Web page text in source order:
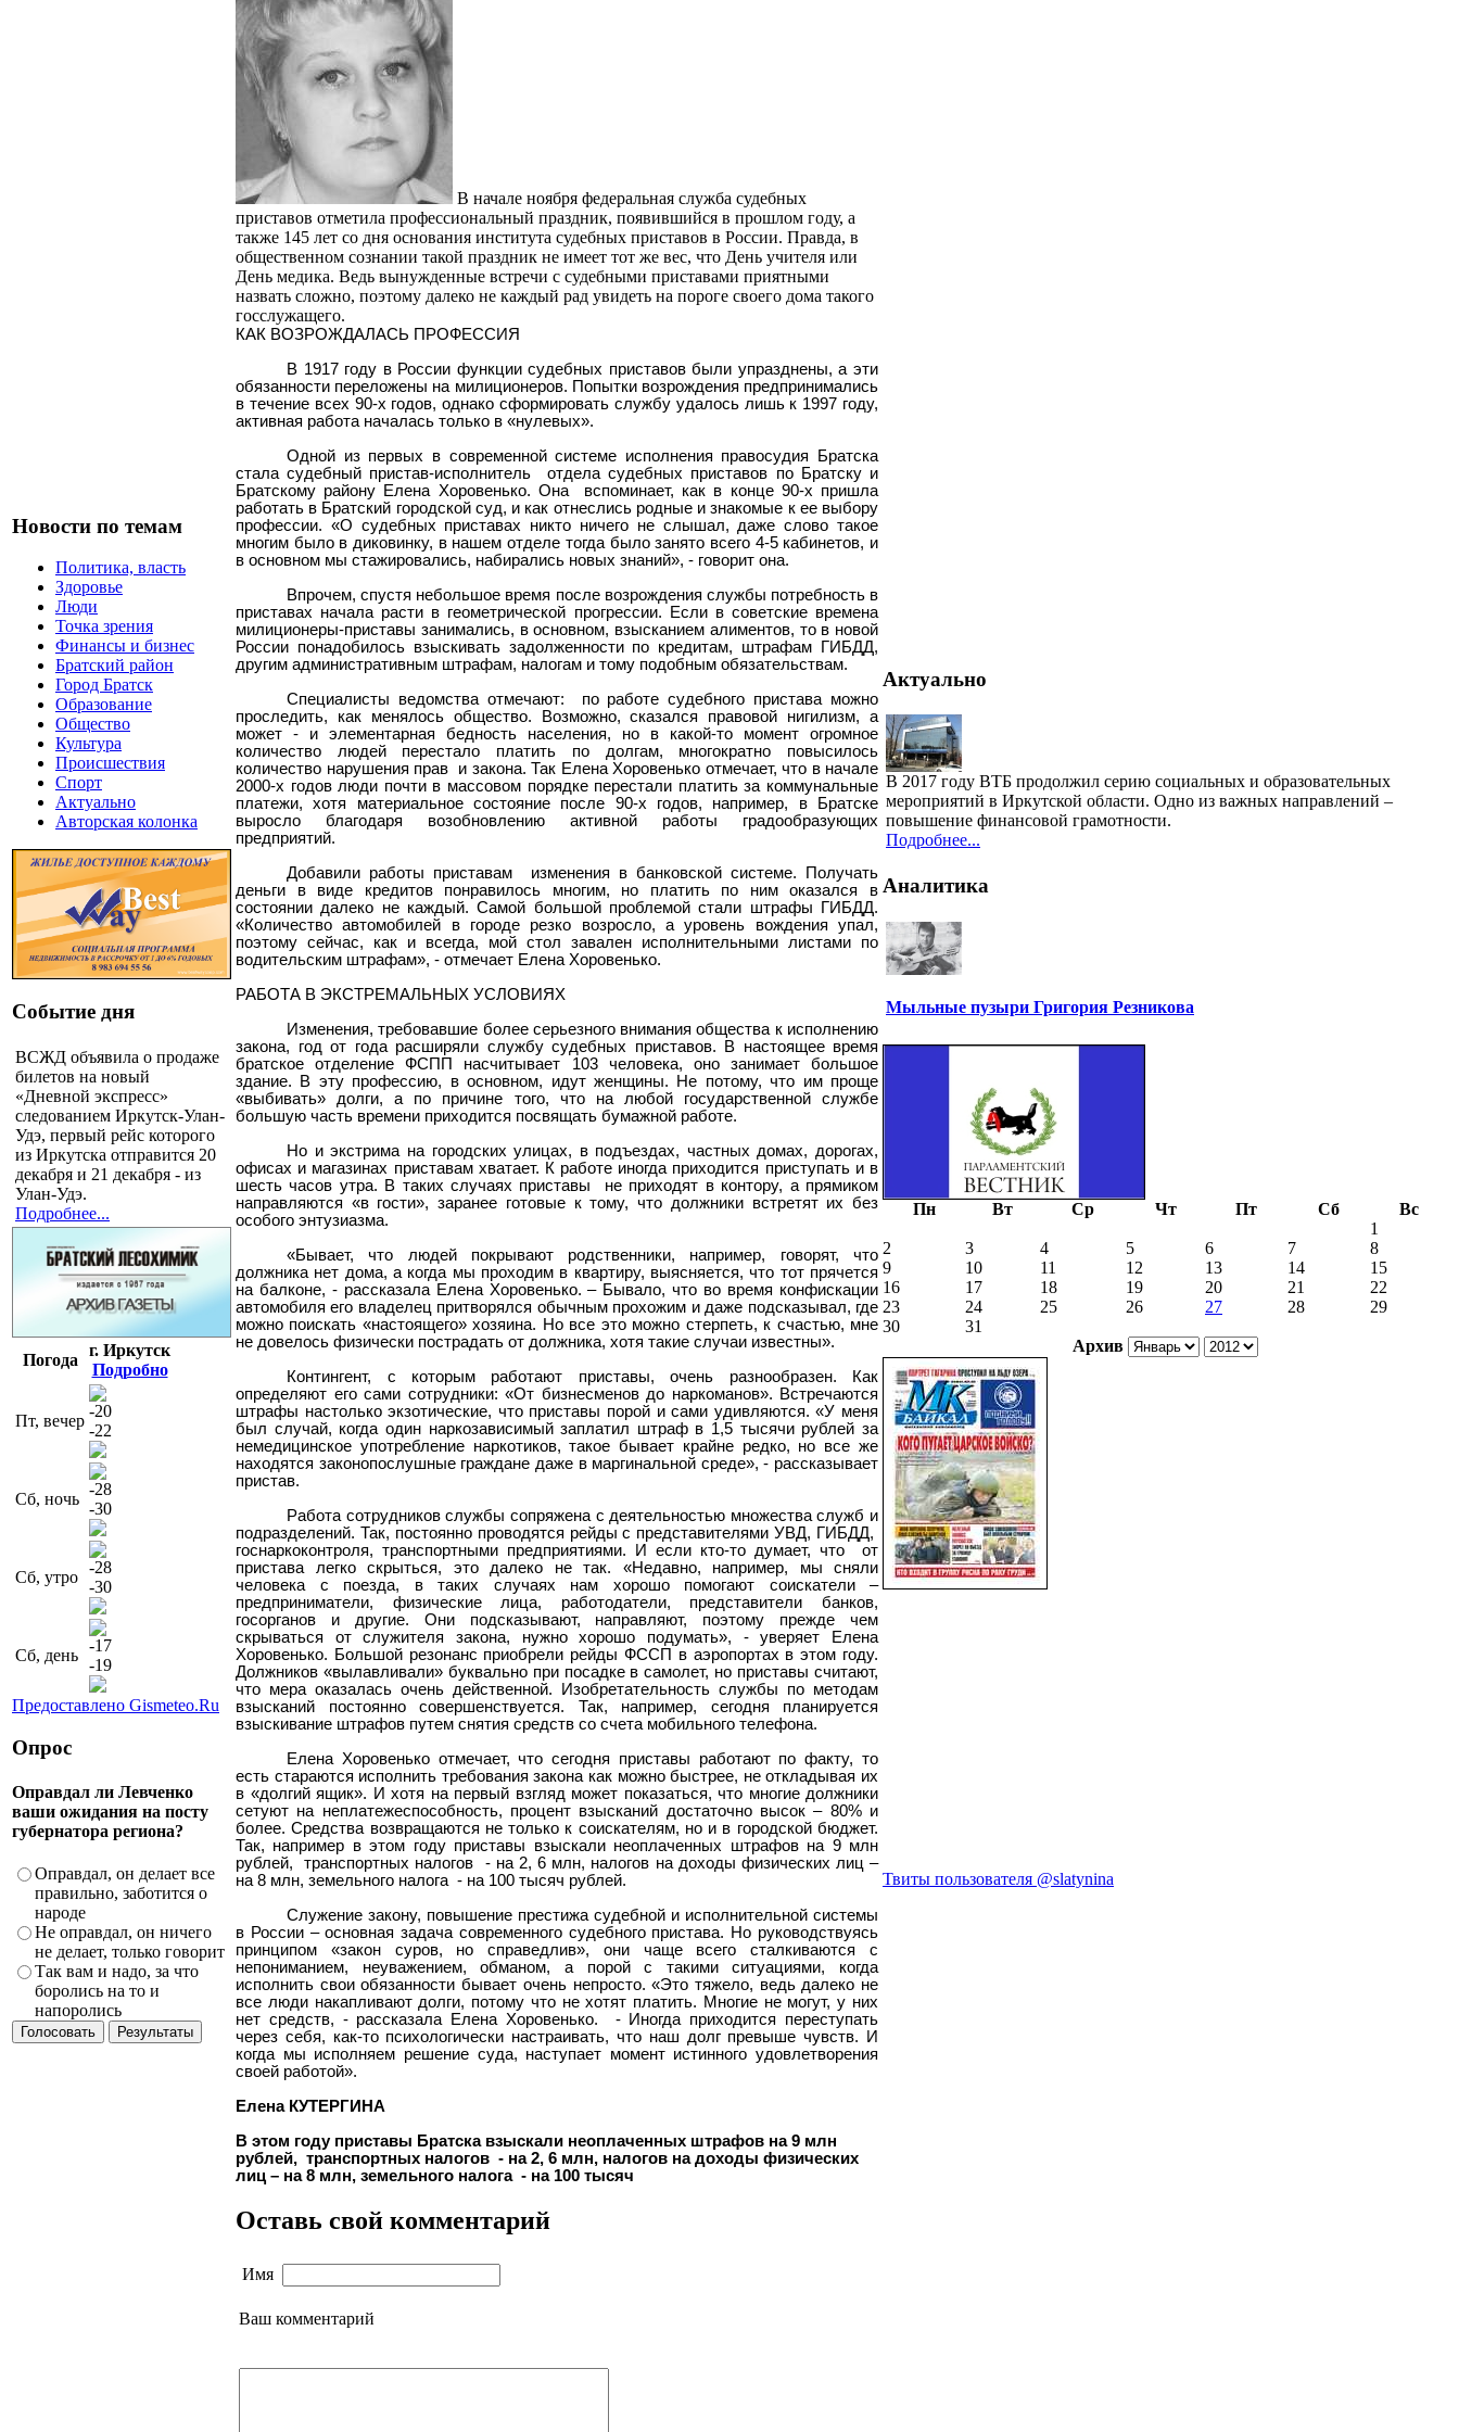
Новости по темам
Политика, власть
Здоровье
Люди
Точка зрения
Финансы и бизнес
Братский район
Город Братск
Образование
Общество
Культура
Происшествия
Спорт
Актуально
Авторская колонка
Событие дня
ВСЖД объявила о продаже
билетов на новый
«Дневной экспресс»
следованием Иркутск-Улан-
Удэ, первый рейс которого
из Иркутска отправится 20
декабря и 21 декабря - из
Улан-Удэ.
Подробнее...
Погода
г. Иркутск
Подробно
Пт, вечер
-20
-22
Сб, ночь
-28
-30
Сб, утро
-28
-30
Сб, день
-17
-19
Предоставлено Gismeteo.Ru
Опрос
Оправдал ли Левченко
ваши ожидания на посту
губернатора региона?
Оправдал, он делает все
правильно, заботится о
народе
Не оправдал, он ничего
не делает, только говорит
Так вам и надо, за что
боролись на то и
напоролись
В начале ноября федеральная служба судебных
приставов отметила профессиональный праздник, появившийся в прошлом году, а
также 145 лет со дня основания института судебных приставов в России. Правда, в
общественном сознании такой праздник не имеет тот же вес, что День учителя или
День медика. Ведь вынужденные встречи с судебными приставами приятными
назвать сложно, поэтому далеко не каждый рад увидеть на пороге своего дома такого
госслужащего.
КАК ВОЗРОЖДАЛАСЬ ПРОФЕССИЯ
В 1917 году в России функции судебных приставов были упразднены, а эти
обязанности переложены на милиционеров. Попытки возрождения предпринимались
в течение всех 90-х годов, однако сформировать службу удалось лишь к 1997 году,
активная работа началась только в «нулевых».
Одной из первых в современной системе исполнения правосудия Братска
стала судебный пристав-исполнитель
отдела судебных приставов по Братску и
Братскому району Елена Хоровенько. Она
вспоминает, как в конце 90-х пришла
работать в Братский городской суд, и как отнеслись родные и знакомые к ее выбору
профессии. «О судебных приставах никто ничего не слышал, даже слово такое
многим было в диковинку, в нашем отделе тогда было занято всего 4-5 кабинетов, и
в основном мы стажировались, набирались новых знаний», - говорит она.
Впрочем, спустя небольшое время после возрождения службы потребность в
приставах начала расти в геометрической прогрессии. Если в советские времена
милиционеры-приставы занимались, в основном, взысканием алиментов, то в новой
России понадобилось взыскивать задолженности по кредитам, штрафам ГИБДД,
другим административным штрафам, налогам и тому подобным обязательствам.
Специалисты ведомства отмечают:
по работе судебного пристава можно
проследить, как менялось общество. Возможно, сказался правовой нигилизм, а
может - и элементарная бедность населения, но в какой-то момент огромное
количество людей перестало платить по долгам, многократно повысилось
количество нарушения прав
и закона. Так Елена Хоровенько отмечает, что в начале
2000-х годов люди почти в массовом порядке перестали платить за коммунальные
платежи, хотя материальное состояние после 90-х годов, например, в Братске
выросло благодаря возобновлению активной работы градообразующих
предприятий.
Добавили работы приставам
изменения в банковской системе. Получать
деньги в виде кредитов понравилось многим, но платить по ним оказался в
состоянии далеко не каждый. Самой большой проблемой стали штрафы ГИБДД.
«Количество автомобилей в городе резко возросло, а уровень вождения упал,
поэтому сейчас, как и всегда, мой стол завален исполнительными листами по
водительским штрафам», - отмечает Елена Хоровенько.
РАБОТА В ЭКСТРЕМАЛЬНЫХ УСЛОВИЯХ
Изменения, требовавшие более серьезного внимания общества к исполнению
закона, год от года расширяли службу судебных приставов. В настоящее время
братское отделение ФСПП насчитывает 103 человека, оно занимает большое
здание. В эту профессию, в основном, идут женщины. Не потому, что им проще
«выбивать» долги, а по причине того, что на любой государственной службе
большую часть времени приходится посвящать бумажной работе.
Но и экстрима на городских улицах, в подъездах, частных домах, дорогах,
офисах и магазинах приставам хватает. К работе иногда приходится приступать и в
шесть часов утра. В таких случаях приставы
не приходят в контору, а прямиком
направляются «в гости», заранее готовые к тому, что должники встретят их без
особого энтузиазма.
«Бывает, что людей покрывают родственники, например, говорят, что
должника нет дома, а когда мы проходим в квартиру, выясняется, что тот прячется
на балконе, - рассказала Елена Хоровенько. – Бывало, что во время конфискации
автомобиля его владелец притворялся обычным прохожим и даже подсказывал, где
можно поискать «настоящего» хозяина. Но все это можно стерпеть, к счастью, мне
не довелось физически пострадать от должника, хотя такие случаи известны».
Контингент, с которым работают приставы, очень разнообразен. Как
определяют его сами сотрудники: «От бизнесменов до наркоманов». Встречаются
штрафы настолько экзотические, что приставы порой и сами удивляются. «У меня
был случай, когда один наркозависимый заплатил штраф в 1,5 тысячи рублей за
немедицинское употребление наркотиков, такое бывает крайне редко, но все же
находятся законопослушные граждане даже в маргинальной среде», - рассказывает
пристав.
Работа сотрудников службы сопряжена с деятельностью множества служб и
подразделений. Так, постоянно проводятся рейды с представителями УВД, ГИБДД,
госнаркоконтроля, транспортными предприятиями. И если кто-то думает, что
от
пристава легко скрыться, это далеко не так. «Недавно, например, мы сняли
человека с поезда, в таких случаях нам хорошо помогают соискатели –
предприниматели, физические лица, работодатели, представители банков,
госорганов и другие. Они подсказывают, направляют, поэтому прежде чем
скрываться от служителя закона, нужно хорошо подумать», - уверяет Елена
Хоровенько. Большой резонанс приобрели рейды ФССП в аэропортах в этом году.
Должников «вылавливали» буквально при посадке в самолет, но приставы считают,
что мера оказалась очень действенной. Изобретательность службы по методам
взысканий постоянно совершенствуется. Так, например, сегодня планируется
взыскивание штрафов путем снятия средств со счета мобильного телефона.
Елена Хоровенько отмечает, что сегодня приставы работают по факту, то
есть стараются исполнить требования закона как можно быстрее, не откладывая их
в «долгий ящик». И хотя на первый взгляд может показаться, что многие должники
сетуют на неплатежеспособность, процент взысканий достаточно высок – 80% и
более. Средства возвращаются не только к соискателям, но и в городской бюджет.
Так, например в этом году приставы взыскали неоплаченных штрафов на 9 млн
рублей,
транспортных налогов
- на 2, 6 млн, налогов на доходы физических лиц –
на 8 млн, земельного налога - на 100 тысяч рублей.
Служение закону, повышение престижа судебной и исполнительной системы
в России – основная задача современного судебного пристава. Но руководствуясь
принципом «закон суров, но справедлив», они чаще всего сталкиваются с
непониманием, неуважением, обманом, а порой с такими ситуациями, когда
исполнить свои обязанности бывает очень непросто. «Это тяжело, ведь далеко не
все люди накапливают долги, потому что не хотят платить. Многие не могут, у них
нет средств, - рассказала Елена Хоровенько.
- Иногда приходится переступать
через себя, как-то психологически настраивать, что наш долг превыше чувств. И
когда мы исполняем решение суда, наступает момент истинного удовлетворения
своей работой».
Елена КУТЕРГИНА
В этом году приставы Братска взыскали неоплаченных штрафов на 9 млн
рублей, транспортных налогов - на 2, 6 млн, налогов на доходы физических
лиц – на 8 млн, земельного налога - на 100 тысяч
Оставь свой комментарий
Имя
Ваш комментарий
Актуально
В 2017 году ВТБ продолжил серию социальных и образовательных
мероприятий в Иркутской области. Одно из важных направлений –
повышение финансовой грамотности.
Подробнее...
Аналитика
Мыльные пузыри Григория Резникова
Пн Вт Ср Чт Пт Сб
Вс
1
2
3 4 5 6 7
8
9
10 11 12 13 14
15
16
17 18 19 20 21
22
23
24 25 26 27 28
29
30
31
Архив
Твиты пользователя @slatynina